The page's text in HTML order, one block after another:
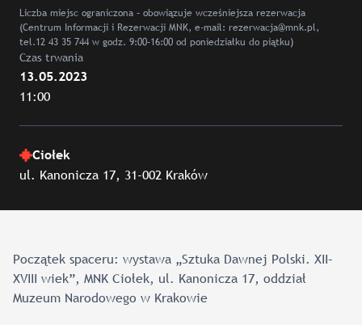
Początek spaceru: wystawa „Sztuka Dawnej Polski. XII–
XVIII wiek”, MNK Ciołek, ul. Kanonicza 17, oddział
Muzeum Narodowego w Krakowie
Liczba miejsc ograniczona – obowiązuje wcześniejsza rezerwacja
(Centrum Informacji i Rezerwacji MNK, e-mail: rezerwacja@mnk.pl,
tel.12 43 35 744 w godz. 9:00–16:00 od poniedziałku do piątku)
Czas trwania
13.05.2023
11:00
Ciołek
ul. Kanonicza 17, 31-002 Kraków